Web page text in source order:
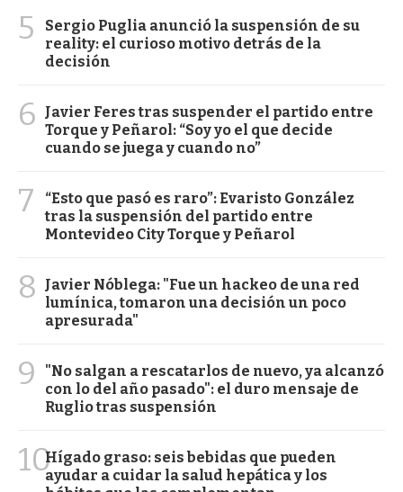
5
Sergio Puglia anunció la suspensión de su
reality: el curioso motivo detrás de la
decisión
6
Javier Feres tras suspender el partido entre
Torque y Peñarol: “Soy yo el que decide
cuando se juega y cuando no”
7
“Esto que pasó es raro”: Evaristo González
tras la suspensión del partido entre
Montevideo City Torque y Peñarol
8
Javier Nóblega: "Fue un hackeo de una red
lumínica, tomaron una decisión un poco
apresurada"
9
"No salgan a rescatarlos de nuevo, ya alcanzó
con lo del año pasado": el duro mensaje de
Ruglio tras suspensión
10Hígado graso: seis bebidas que pueden
ayudar a cuidar la salud hepática y los